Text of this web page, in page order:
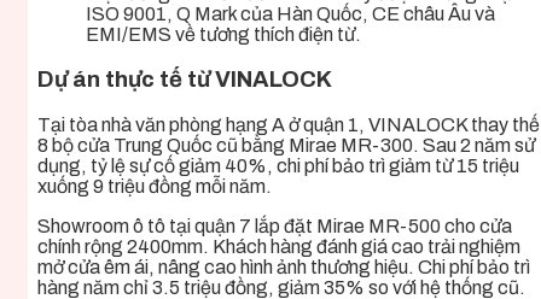
ISO 9001, Q Mark của Hàn Quốc, CE châu Âu và
EMI/EMS về tương thích điện từ.
Dự án thực tế từ VINALOCK
Tại tòa nhà văn phòng hạng A ở quận 1, VINALOCK thay thế
8 bộ cửa Trung Quốc cũ bằng Mirae MR-300. Sau 2 năm sử
dụng, tỷ lệ sự cố giảm 40%, chi phí bảo trì giảm từ 15 triệu
xuống 9 triệu đồng mỗi năm.
Showroom ô tô tại quận 7 lắp đặt Mirae MR-500 cho cửa
chính rộng 2400mm. Khách hàng đánh giá cao trải nghiệm
mở cửa êm ái, nâng cao hình ảnh thương hiệu. Chi phí bảo trì
hàng năm chỉ 3.5 triệu đồng, giảm 35% so với hệ thống cũ.